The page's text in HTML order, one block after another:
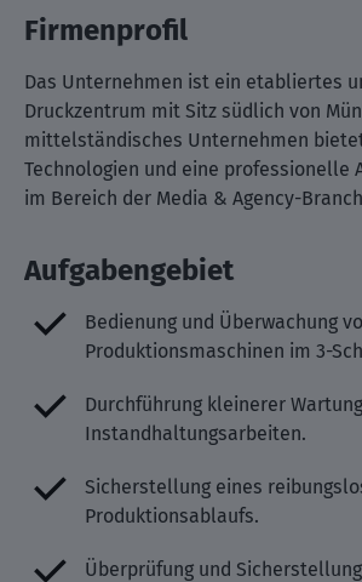
Firmenprofil
Das Unternehmen ist ein etabliertes
Druckzentrum mit Sitz südlich von
mittelständisches Unternehmen
Technologien und eine professionelle
im Bereich der Media & Agency-
Aufgabengebiet
Bedienung und Überwachung
Produktionsmaschinen im 3-
Durchführung kleinerer
Instandhaltungsarbeiten.
Sicherstellung eines
Produktionsablaufs.
Überprüfung und